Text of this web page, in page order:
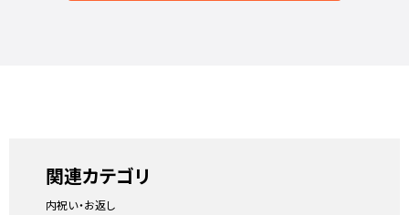
関連カテゴリ
内祝い・お返し